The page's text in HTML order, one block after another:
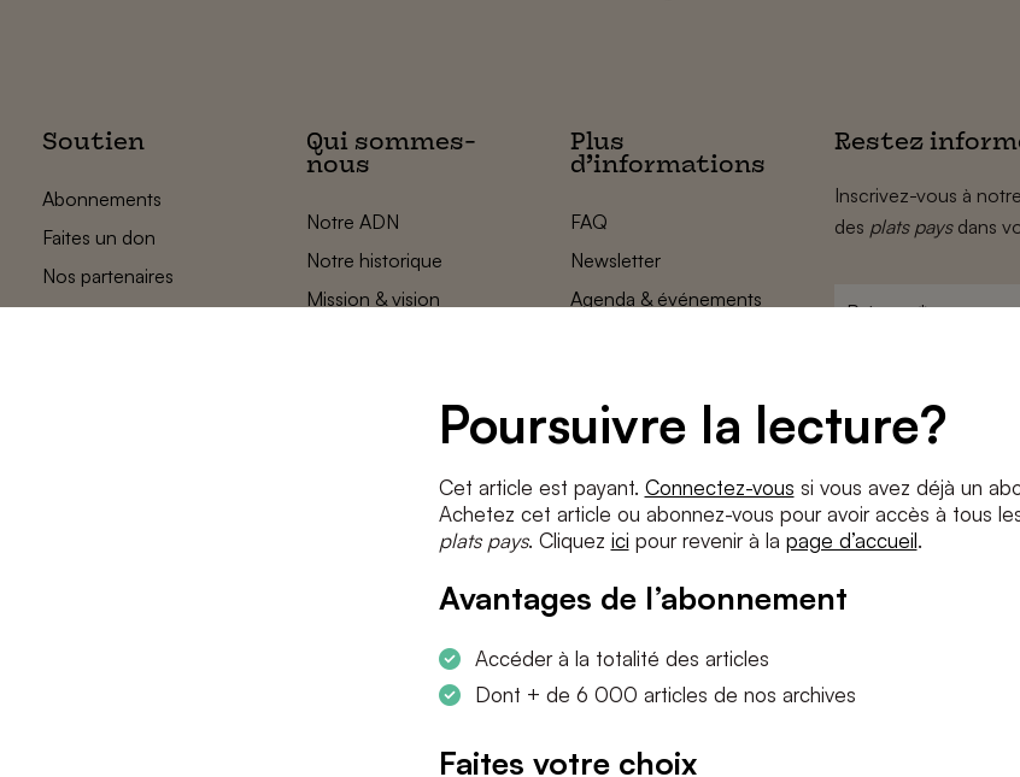
Poursuivre la lecture?
Cet article est payant. Connectez-vous si vous avez déjà un
Achetez cet article ou abonnez-vous pour avoir accès à tous
plats pays. Cliquez ici pour revenir à la page d’accueil.
Avantages de l’abonnement
Accéder à la totalité des articles
Dont + de 6 000 articles de nos archives
Faites votre choix
Soutien
Abonnements
Faites un don
Nos partenaires
Qui sommes-
nous
Notre ADN
Notre historique
Mission & vision
Plus
d’informations
FAQ
Newsletter
Agenda & événements
Paramètres des cookies
Restez
Inscrivez-vous à
des plats paysdans
e-
mail
Conditions *
J'accepteles termes et